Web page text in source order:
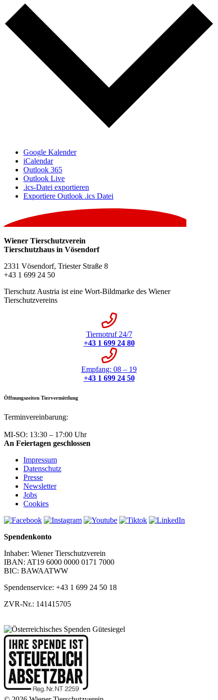
Google Kalender
iCalendar
Outlook 365
Outlook Live
.ics-Datei exportieren
Exportiere Outlook .ics Datei
Wiener Tierschutzverein
Tierschutzhaus in Vösendorf
2331 Vösendorf, Triester Straße 8
+43 1 699 24 50
Tierschutz Austria ist eine Wort-Bildmarke des Wiener
Tierschutzvereins
Tiernotruf 24/7
+43 1 699 24 80
Empfang: 08 – 19
+43 1 699 24 50
Öffnungszeiten Tiervermittlung
Terminvereinbarung:
MI-SO: 13:30 – 17:00 Uhr
An Feiertagen geschlossen
Impressum
Datenschutz
Presse
Newsletter
Jobs
Cookies
Spendenkonto
Inhaber: Wiener Tierschutzverein
IBAN: AT19 6000 0000 0171 7000
BIC: BAWAATWW
Spendenservice: +43 1 699 24 50 18
ZVR-Nr.: 141415705